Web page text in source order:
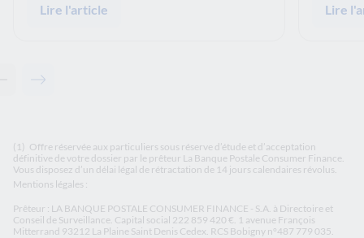
Lire l'article Lire
Contenu précédent - Articles associés
Contenu suivant - Articles associés
(1) Offre réservée aux particuliers sous réserve d’étude et d’acceptation
définitive de votre dossier par le prêteur La Banque Postale Consumer Finance.
Vous disposez d’un délai légal de rétractation de 14 jours calendaires révolus.
Mentions légales :
Prêteur : LA BANQUE POSTALE CONSUMER FINANCE - S.A. à Directoire et
Conseil de Surveillance. Capital social 222 859 420 €. 1 avenue François
Mitterrand 93212 La Plaine Saint Denis Cedex. RCS Bobigny n°487 779 035.